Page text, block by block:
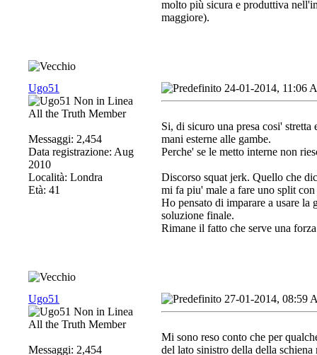
molto più sicura e produttiva
maggiore).
Ugo51
All the Truth Member
Messaggi: 2,454
Data registrazione: Aug
2010
Località: Londra
Età: 41
24-01-2014, 11:06
Si, di sicuro una presa cosi'
mani esterne alle gambe.
Perche' se le metto interne non
Discorso squat jerk. Quello che
mi fa piu' male a fare uno split
Ho pensato di imparare a usare la
soluzione finale.
Rimane il fatto che serve una
Ugo51
All the Truth Member
Messaggi: 2,454
27-01-2014, 08:59
Mi sono reso conto che per
del lato sinistro della della